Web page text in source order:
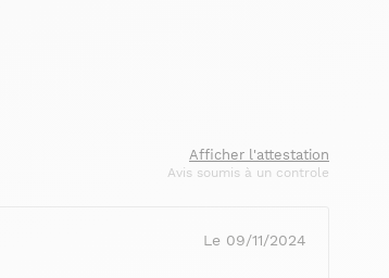
Afficher l'attestation
Avis soumis à un controle
Le 09/11/2024